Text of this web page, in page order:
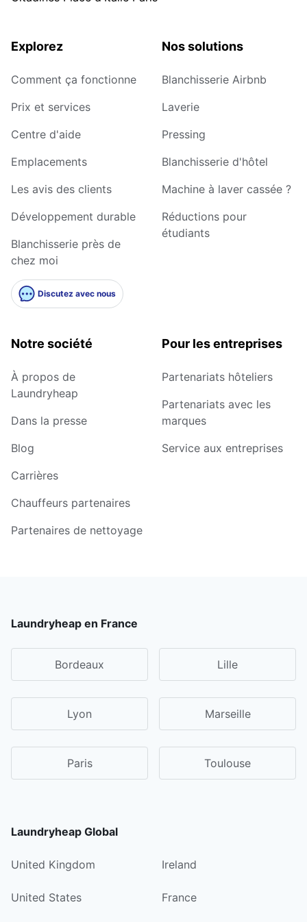
Explorez
Comment ça fonctionne
Prix et services
Centre d'aide
Emplacements
Les avis des clients
Développement durable
Blanchisserie près de
chez moi
Discutez avec nous
Nos solutions
Blanchisserie Airbnb
Laverie
Pressing
Blanchisserie d'hôtel
Machine à laver cassée ?
Réductions pour
étudiants
Notre société
À propos de
Laundryheap
Dans la presse
Blog
Carrières
Chauffeurs partenaires
Partenaires de nettoyage
Pour les entreprises
Partenariats hôteliers
Partenariats avec les
marques
Service aux entreprises
Laundryheap en France
Bordeaux Lille
Lyon Marseille
Paris Toulouse
Laundryheap Global
United Kingdom Ireland
United States France